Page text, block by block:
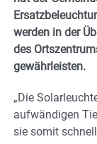
werden in der
des
gewährleisten.
„Die
aufwändigen
sie somit